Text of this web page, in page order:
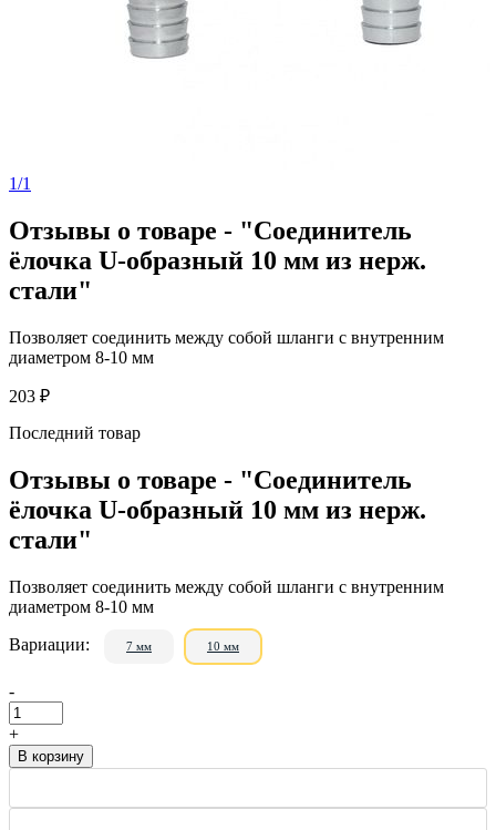
1/1
Отзывы о товаре - "Соединитель
ёлочка U-образный 10 мм из нерж.
стали"
Позволяет соединить между собой шланги с внутренним
диаметром 8-10 мм
203 ₽
Последний товар
Отзывы о товаре - "Соединитель
ёлочка U-образный 10 мм из нерж.
стали"
Позволяет соединить между собой шланги с внутренним
диаметром 8-10 мм
Вариации:
7 мм 10 мм
-
+